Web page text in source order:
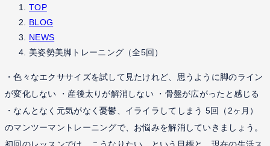
TOP
BLOG
NEWS
美姿勢美脚トレーニング（全5回）
・色々なエクササイズを試して見たけれど、思うように脚のライン
が変化しない ・産後太りが解消しない ・骨盤が広がったと感じる
・なんとなく元気がなく憂鬱、イライラしてしまう 5回（2ヶ月）
のマンツーマントレーニングで、お悩みを解消していきましょう。